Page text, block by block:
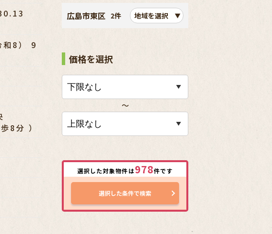
和8） 9
8分 ）
広島市東区 2件 地域を選択
価格を選択
〜
選択した対象物件は978件です
選択した条件で検索